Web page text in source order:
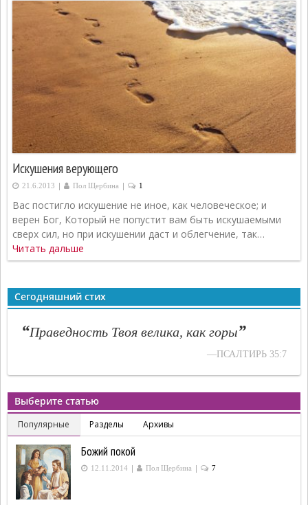
Искушения верующего
21.6.2013 | Пол Щербина | 1
Вас постигло искушение не иное, как человеческое; и
верен Бог, Который не попустит вам быть искушаемыми
сверх сил, но при искушении даст и облегчение, так…
Читать дальше
Сегодняшний стих
“Праведность Твоя велика, как горы”
—ПСАЛТИРЬ 35:7
Выберите статью
Популярные Разделы Архивы
Божий покой
12.11.2014 | Пол Щербина | 7